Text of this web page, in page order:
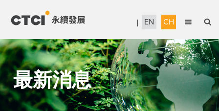
EN CH
English
繁體中文
永續管理
當責治理
信賴服務
最新消息